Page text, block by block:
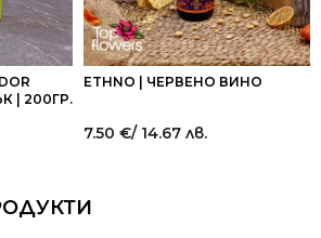
| 200ГР.
ETHNO | ЧЕРВЕНО ВИНО
7.50 €/ 14.67 лв.